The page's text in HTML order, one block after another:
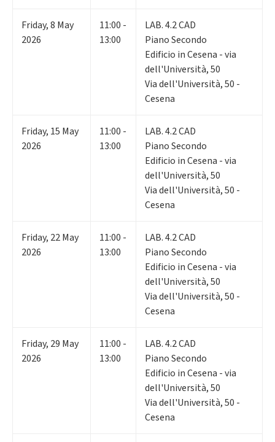
Friday,8 May
2026
11:00 -
13:00
LAB. 4.2 CAD
Piano Secondo
Edificio in Cesena - via
dell'Università, 50
Via dell'Università, 50 -
Cesena
Friday, 15 May
2026
11:00 -
13:00
LAB. 4.2 CAD
Piano Secondo
Edificio in Cesena - via
dell'Università, 50
Via dell'Università, 50 -
Cesena
Friday, 22May
2026
11:00 -
13:00
LAB. 4.2 CAD
Piano Secondo
Edificio in Cesena - via
dell'Università, 50
Via dell'Università, 50 -
Cesena
Friday, 29 May
2026
11:00 -
13:00
LAB. 4.2 CAD
Piano Secondo
Edificio in Cesena - via
dell'Università, 50
Via dell'Università, 50 -
Cesena